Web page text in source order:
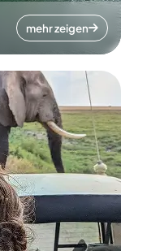
mehr zeigen